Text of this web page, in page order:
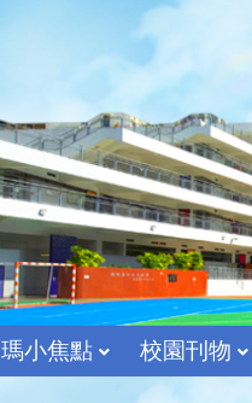
瑪小焦點 校園刊物